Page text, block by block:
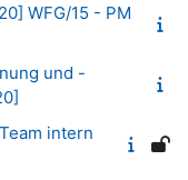
WFG/15 - PM
und -
intern